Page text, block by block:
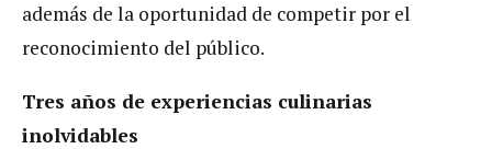
además de la oportunidad de competir por el
reconocimiento del público.
Tres años de experiencias culinarias
inolvidables